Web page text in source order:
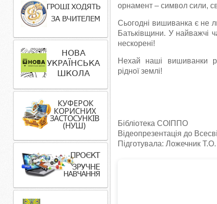
орнамент – символ сили,
Сьогодні вишиванка є не
Батьківщини. У найважчі
нескорені!
Нехай наші вишиванки
рідної землі!
Бібліотека СОІППО
Відеопрезентація до
Підготувала: Ложечник Т.О.